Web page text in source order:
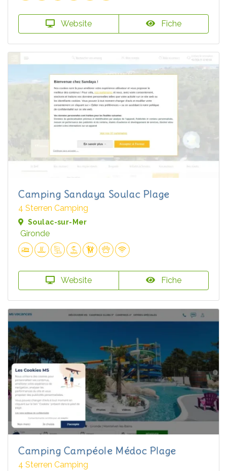
Website Fiche
Camping Sandaya Soulac Plage
4 Sterren Camping
Soulac-sur-Mer
Gironde
Website Fiche
Camping Campéole Médoc Plage
4 Sterren Camping